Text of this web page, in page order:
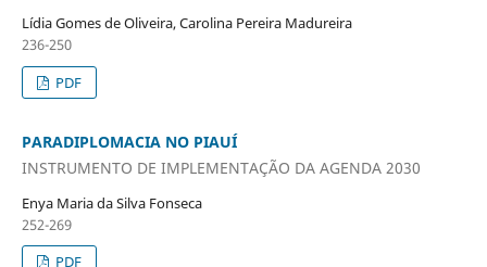
Lídia Gomes de Oliveira, Carolina Pereira Madureira
236-250
PDF
PARADIPLOMACIA NO PIAUÍ
INSTRUMENTO DE IMPLEMENTAÇÃO DA AGENDA 2030
Enya Maria da Silva Fonseca
252-269
PDF